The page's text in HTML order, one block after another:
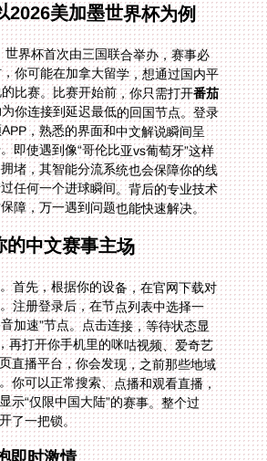
2026美加墨世界杯为例
界杯首次由三国联合举办，赛事必
你可能在加拿大留学，想通过国内平
比赛。比赛开始前，你只需打开番茄
你连接到延迟最低的回国节点。登录
视频APP，熟悉的界面和中文解说瞬间呈
离开。即使遇到像“哥伦比亚vs葡萄牙”这样
网络拥堵，其智能分流系统也会保障你的线
不错过任何一个进球瞬间。背后的专业技术
障，万一遇到问题也能快速解决。
的中文赛事主场
首先，根据你的设备，在官网下载对
注册登录后，在节点列表中选择一
音加速”节点。点击连接，等待状态显
再打开你手机里的咪咕视频、爱奇艺
直播平台，你会发现，之前那些地域
你可以正常搜索、点播和观看直播，
示“仅限中国大陆”的赛事。整个过
了一把锁。
即时激情